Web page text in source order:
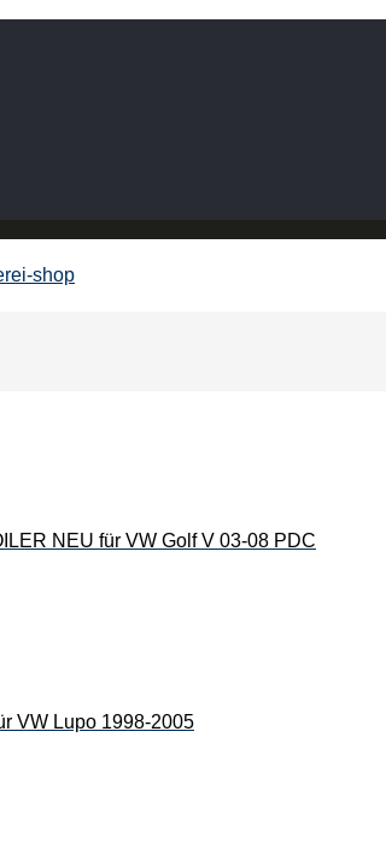
NEU für VW Golf V 03-08 PDC
VW Lupo 1998-2005